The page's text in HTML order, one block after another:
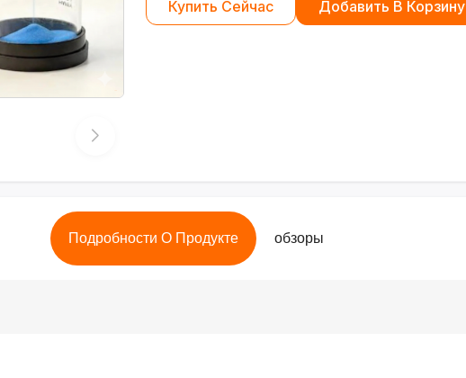
Купить Сейчас Добавить В Корзину
Подробности О Продукте обзоры